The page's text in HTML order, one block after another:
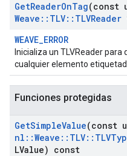
GetReaderOnTag(const
Weave :: TLV:: TLVReader
WEAVE_ERROR
Inicializa un TLVReader
cualquier elemento
Funciones protegidas
GetSimpleValue(const
nl ::Weave :: TLV::
LValue) const